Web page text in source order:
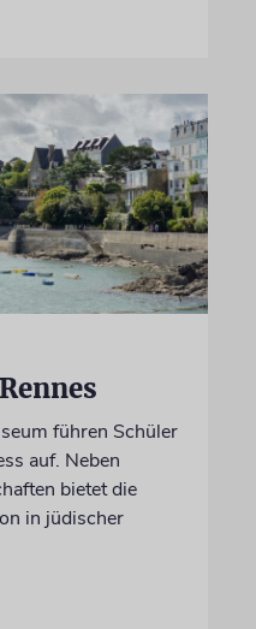
führen Schüler
auf. Neben
bietet die
in jüdischer